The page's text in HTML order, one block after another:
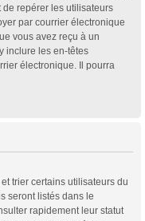
repérer les utilisateurs
par courrier électronique
vous avez reçu à un
inclure les en-têtes
électronique. Il pourra
trier certains utilisateurs du
seront listés dans le
rapidement leur statut